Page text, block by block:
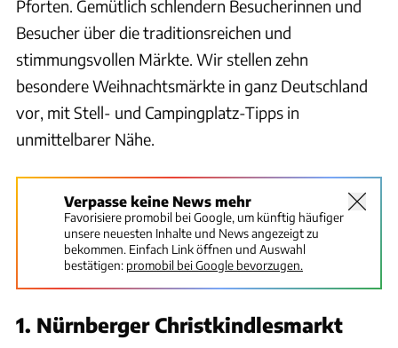
Pforten. Gemütlich schlendern Besucherinnen und
Besucher über die traditionsreichen und
stimmungsvollen Märkte. Wir stellen zehn
besondere Weihnachtsmärkte in ganz Deutschland
vor, mit Stell- und Campingplatz-Tipps in
unmittelbarer Nähe.
Verpasse keine News mehr
Favorisiere promobil bei Google, um künftig häufiger
unsere neuesten Inhalte und News angezeigt zu
bekommen. Einfach Link öffnen und Auswahl
bestätigen: promobil bei Google bevorzugen.
1. Nürnberger Christkindlesmarkt
gettyimages/Harald Nachtmann